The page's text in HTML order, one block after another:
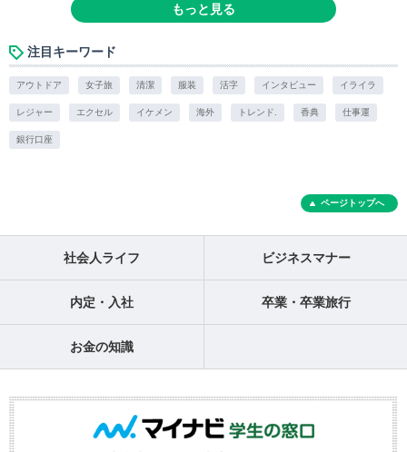
もっと見る
注目キーワード
アウトドア 女子旅 清潔 服装 活字 インタビュー イライラ
レジャー エクセル イケメン 海外 トレンド. 香典 仕事運
銀行口座
ページトップへ
社会人ライフ ビジネスマナー
内定・入社 卒業・卒業旅行
お金の知識